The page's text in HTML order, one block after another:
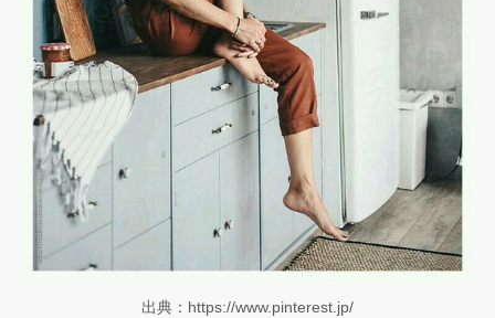
出典：https://www.pinterest.jp/